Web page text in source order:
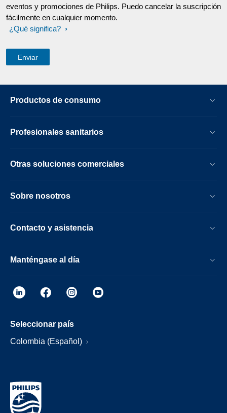
eventos y promociones de Philips. Puedo cancelar la suscripción
fácilmente en cualquier momento.
¿Qué significa?
Productos de consumo
Profesionales sanitarios
Otras soluciones comerciales
Sobre nosotros
Contacto y asistencia
Manténgase al día
Seleccionar país
Colombia (Español)